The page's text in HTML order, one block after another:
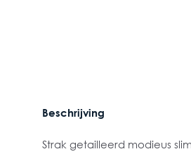
Beschrijving
Strak getailleerd modieus